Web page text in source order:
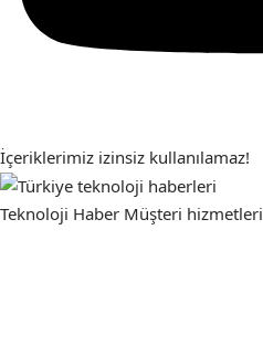
İçeriklerimiz izinsiz kullanılamaz!
Teknoloji Haber Müşteri hizmetleri